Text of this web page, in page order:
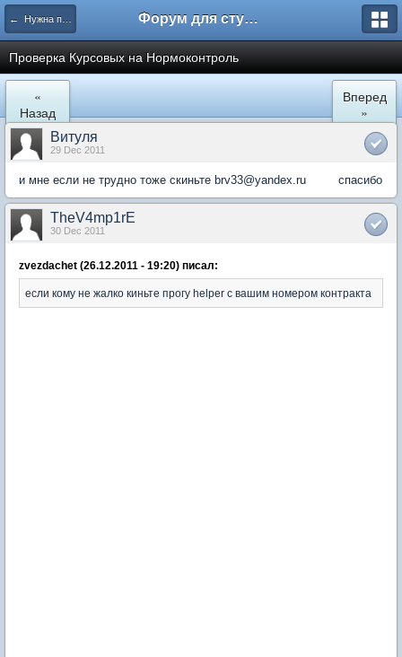
← Нужна помощь Форум для студента СГА
Проверка Курсовых на Нормоконтроль
«
Назад
Вперед
»
Витуля
29 Dec 2011
и мне если не трудно тоже скиньте brv33@yandex.ru cпасибо
TheV4mp1rE
30 Dec 2011
zvezdachet (26.12.2011 - 19:20) писал:
если кому не жалко киньте прогу helper с вашим номером контракта